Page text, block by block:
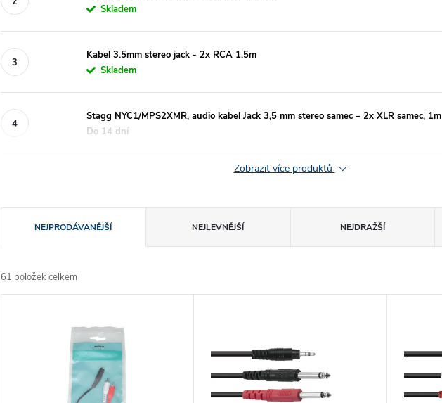
Skladem
Kabel 3.5mm stereo jack - 2x RCA 1.5m
Skladem
Stagg NYC1/MPS2XMR, audio kabel Jack 3,5 mm stereo samec – 2x XLR samec, 1m
Do 14 dní
Zobrazit více produktů
a
z
NEJPRODÁVANĚJŠÍ NEJLEVNĚJŠÍ NEJDRAŽŠÍ
61 položek celkem